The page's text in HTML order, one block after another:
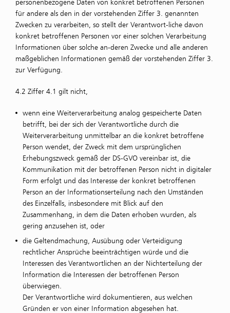
personenbezogene Daten von konkret betroffenen Personen
für andere als den in der vorstehenden Ziffer 3. genannten
Zwecken zu verarbeiten, so stellt der Verantwort-liche davon
konkret betroffenen Personen vor einer solchen Verarbeitung
Informationen über solche an-deren Zwecke und alle anderen
maßgeblichen Informationen gemäß der vorstehenden Ziffer 3.
zur Verfügung.
4.2 Ziffer 4.1 gilt nicht,
wenn eine Weiterverarbeitung analog gespeicherte Daten
betrifft, bei der sich der Verantwortliche durch die
Weiterverarbeitung unmittelbar an die konkret betroffene
Person wendet, der Zweck mit dem ursprünglichen
Erhebungszweck gemäß der DS-GVO vereinbar ist, die
Kommunikation mit der betroffenen Person nicht in digitaler
Form erfolgt und das Interesse der konkret betroffenen
Person an der Informationserteilung nach den Umständen
des Einzelfalls, insbesondere mit Blick auf den
Zusammenhang, in dem die Daten erhoben wurden, als
gering anzusehen ist, oder
die Geltendmachung, Ausübung oder Verteidigung
rechtlicher Ansprüche beeinträchtigen würde und die
Interessen des Verantwortlichen an der Nichterteilung der
Information die Interessen der betroffenen Person
überwiegen.
Der Verantwortliche wird dokumentieren, aus welchen
Gründen er von einer Information abgesehen hat.